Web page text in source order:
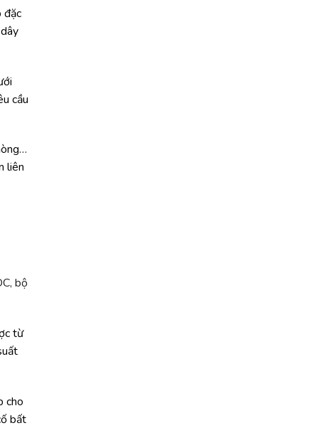
đặc
cầu
liên
bộ
từ
cho
bất